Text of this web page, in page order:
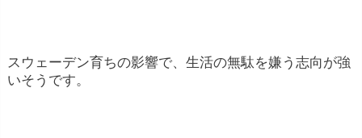
スウェーデン育ちの影響で、生活の無駄を嫌う志向が強
いそうです。